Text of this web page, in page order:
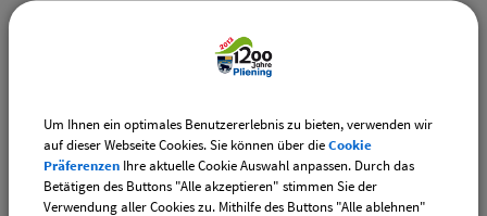
Adventsmarkt Hofladen Burghart
CSU-Ortshauptversammlung
Um Ihnen ein optimales Benutzererlebnis zu bieten, verwenden wir
auf dieser Webseite Cookies. Sie können über dieCookie
Präferenzen Ihre aktuelle Cookie Auswahl anpassen. Durch das
Betätigen des Buttons "Alle akzeptieren" stimmen Sie der
Verwendung aller Cookies zu. Mithilfe des Buttons "Alle ablehnen"